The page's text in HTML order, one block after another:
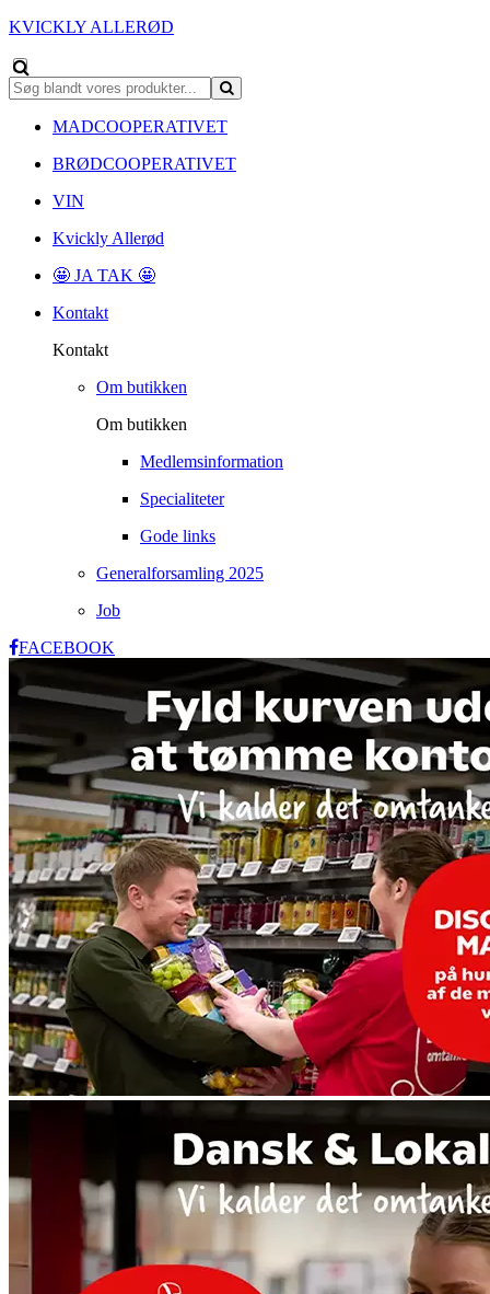
KVICKLY ALLERØD
MADCOOPERATIVET
BRØDCOOPERATIVET
VIN
Kvickly Allerød
🤩 JA TAK 🤩
Kontakt
Kontakt
Om butikken
Om butikken
Medlemsinformation
Specialiteter
Gode links
Generalforsamling 2025
Job
FACEBOOK